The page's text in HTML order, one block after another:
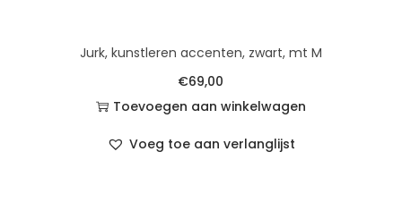
Jurk, kunstleren accenten, zwart, mt M
€69,00
Toevoegen aan winkelwagen
Voeg toe aan verlanglijst